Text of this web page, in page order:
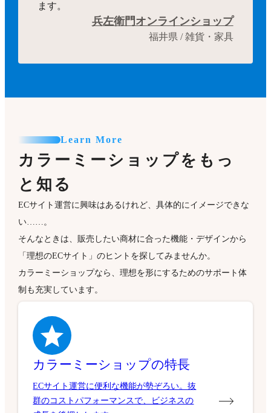
ます。
兵左衛門オンラインショップ
福井県 / 雑貨・家具
Learn More
カラーミーショップをもっ
と知る
ECサイト運営に興味はあるけれど、具体的にイメージできな
い……。
そんなときは、販売したい商材に合った機能・デザインから
「理想のECサイト」のヒントを探してみませんか。
カラーミーショップなら、理想を形にするためのサポート体
制も充実しています。
カラーミーショップの特長
ECサイト運営に便利な機能が勢ぞろい。抜
群のコストパフォーマンスで、ビジネスの